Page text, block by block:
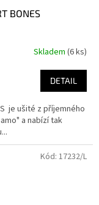
BONES
Skladem (6 ks)
DETAIL
je ušité z příjemného
a nabízí tak
Kód: 17232/L